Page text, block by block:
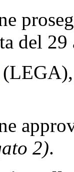
del 29
(LEGA)
2).